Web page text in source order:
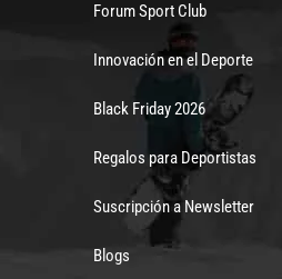
Forum Sport Club
Innovación en el Deporte
Black Friday 2026
Regalos para Deportistas
Suscripción a Newsletter
Blogs